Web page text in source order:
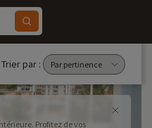
Trier par :
Profitez de vos